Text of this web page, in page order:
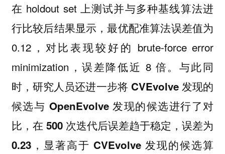
在 holdout set 上测试并与多种基线算法进
行比较后结果显示，最优配准算法误差值为
0.12，对比表现较好的 brute-force error
minimization，误差降低近 8 倍。与此同
时，研究人员还进一步将 CVEvolve 发现的
候选与 OpenEvolve 发现的候选进行了对
比，在 500 次迭代后误差趋于稳定，误差为
0.23，显著高于 CVEvolve 发现的候选算